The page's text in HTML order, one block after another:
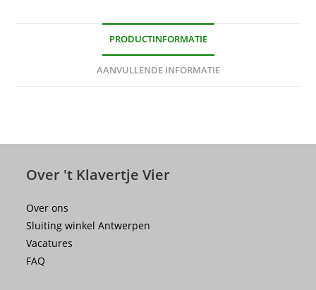
PRODUCTINFORMATIE
AANVULLENDE INFORMATIE
Over 't Klavertje Vier
Over ons
Sluiting winkel Antwerpen
Vacatures
FAQ